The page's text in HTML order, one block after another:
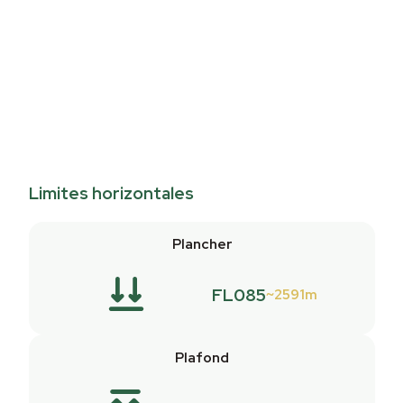
Limites horizontales
Plancher
FL085 2591m
Plafond